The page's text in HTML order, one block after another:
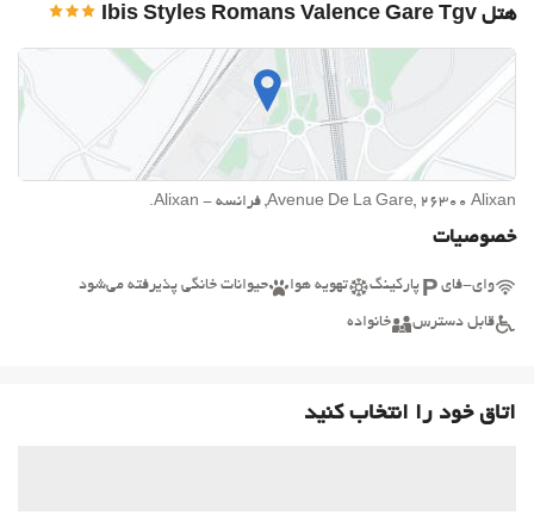
هتل Ibis Styles Romans Valence Gare Tgv
Avenue De La Gare, 26300 Alixan, فرانسه - Alixan.
خصوصیات
وای-فای پارکینگ تهویه هوا حیوانات خانگی پذیرفته می‌شود
قابل دسترس خانواده
اتاق خود را انتخاب کنید